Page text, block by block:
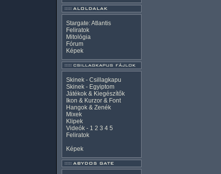
Stargate: Atlantis
Feliratok
Mitológia
Fórum
Képek
Skinek - Csillagkapu
Skinek - Egyiptom
Játékok & Kiegészítők
Ikon & Kurzor & Font
Hangok & Zenék
Mixek
Klipek
Videók- 1 2 3 4 5
Feliratok
Képek